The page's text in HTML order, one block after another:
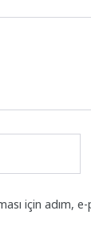
için adım,